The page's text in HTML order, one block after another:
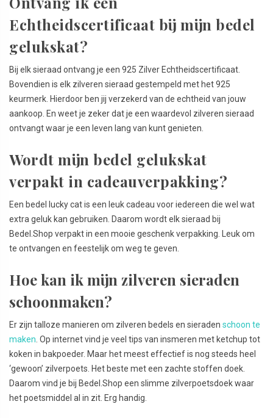
Echtheidscertificaat bij mijn bedel
gelukskat?
Bij elk sieraad ontvang je een 925 Zilver Echtheidscertificaat.
Bovendien is elk zilveren sieraad gestempeld met het 925
keurmerk. Hierdoor ben jij verzekerd van de echtheid van jouw
aankoop. En weet je zeker dat je een waardevol zilveren sieraad
ontvangt waar je een leven lang van kunt genieten.
Wordt mijn bedel gelukskat
verpakt in cadeauverpakking?
Een bedel lucky cat is een leuk cadeau voor iedereen die wel wat
extra geluk kan gebruiken. Daarom wordt elk sieraad bij
Bedel.Shop verpakt in een mooie geschenk verpakking. Leuk om
te ontvangen en feestelijk om weg te geven.
Hoe kan ik mijn zilveren sieraden
schoonmaken?
Er zijn talloze manieren om zilveren bedels en sieraden schoon te
maken . Op internet vind je veel tips van insmeren met ketchup tot
koken in bakpoeder. Maar het meest effectief is nog steeds heel
‘gewoon’ zilverpoets. Het beste met een zachte stoffen doek.
Daarom vind je bij Bedel.Shop een slimme zilverpoetsdoek waar
het poetsmiddel al in zit. Erg handig.